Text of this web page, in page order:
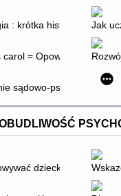
: krótka historia Jak
carol = Opowieść wigilijna
sądowo-psychologiczne
dziecko z ADHD?